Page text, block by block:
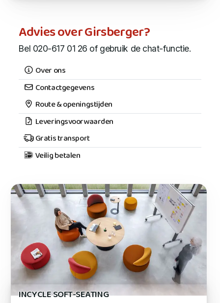
Advies over Girsberger?
Bel 020-617 01 26 of gebruik de chat-functie.
Over ons
Contactgegevens
Route & openingstijden
Leveringsvoorwaarden
Gratis transport
Veilig betalen
INCYCLE SOFT-SEATING